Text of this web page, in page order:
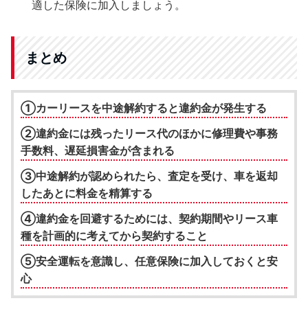
適した保険に加入しましょう。
まとめ
①カーリースを中途解約すると違約金が発生する
②違約金には残ったリース代のほかに修理費や事務
手数料、遅延損害金が含まれる
③中途解約が認められたら、査定を受け、車を返却
したあとに料金を精算する
④違約金を回避するためには、契約期間やリース車
種を計画的に考えてから契約すること
⑤安全運転を意識し、任意保険に加入しておくと安
心